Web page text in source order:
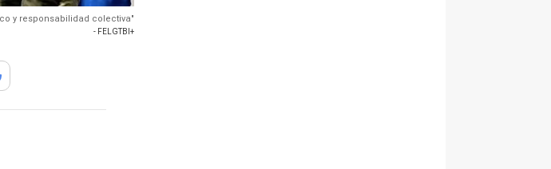
y responsabilidad colectiva"
- FELGTBI+